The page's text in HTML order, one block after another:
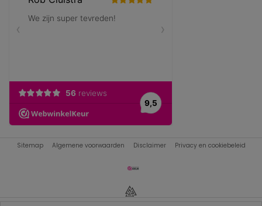
Sitemap Algemene voorwaarden Disclaimer Privacy en cookiebeleid